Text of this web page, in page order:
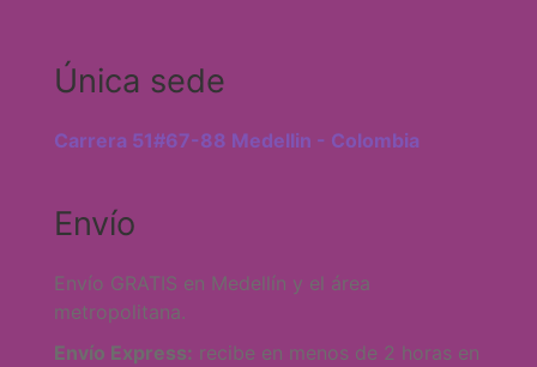
Única sede
Carrera 51#67-88 Medellin - Colombia
Envío
Envío GRATIS en Medellín y el área
metropolitana.
Envío Express: recibe en menos de 2 horas en